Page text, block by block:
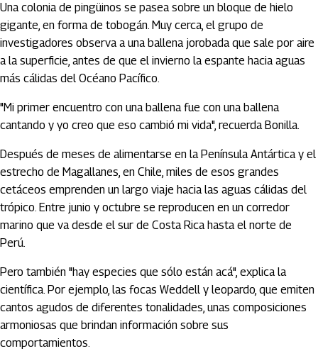
Una colonia de pingüinos se pasea sobre un bloque de hielo
gigante, en forma de tobogán. Muy cerca, el grupo de
investigadores observa a una ballena jorobada que sale por aire
a la superficie, antes de que el invierno la espante hacia aguas
más cálidas del Océano Pacífico.
"Mi primer encuentro con una ballena fue con una ballena
cantando y yo creo que eso cambió mi vida", recuerda Bonilla.
Después de meses de alimentarse en la Península Antártica y el
estrecho de Magallanes, en Chile, miles de esos grandes
cetáceos emprenden un largo viaje hacia las aguas cálidas del
trópico. Entre junio y octubre se reproducen en un corredor
marino que va desde el sur de Costa Rica hasta el norte de
Perú.
Pero también "hay especies que sólo están acá", explica la
científica. Por ejemplo, las focas Weddell y leopardo, que emiten
cantos agudos de diferentes tonalidades, unas composiciones
armoniosas que brindan información sobre sus
comportamientos.